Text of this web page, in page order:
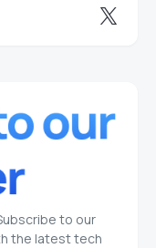
to our
the latest tech